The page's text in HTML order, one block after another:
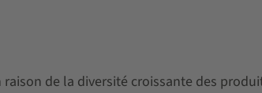
de la diversité croissante des